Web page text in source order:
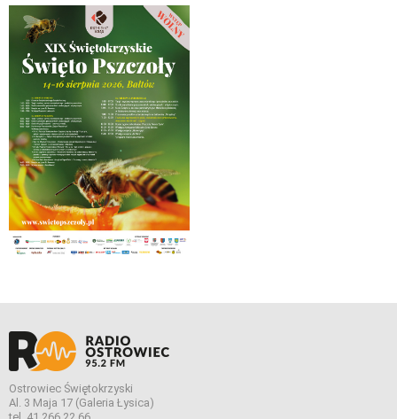
Ostrowiec Świętokrzyski
Al. 3 Maja 17 (Galeria Łysica)